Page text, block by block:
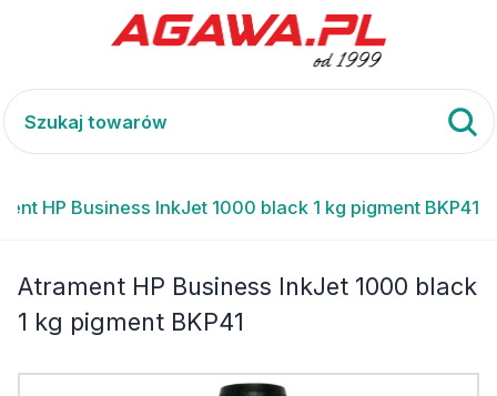
HP Business InkJet 1000 black 1 kg pigment BKP41
Atrament HP Business InkJet 1000 black
1 kg pigment BKP41